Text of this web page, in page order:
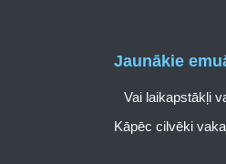
Jaunākie
Vai laikapstākļi
Kāpēc cilvēki